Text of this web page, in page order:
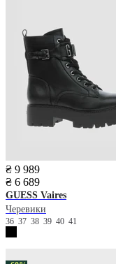
₴ 9 989
₴ 6 689
GUESS Vaires
Черевики
36 37 38 39 40 41